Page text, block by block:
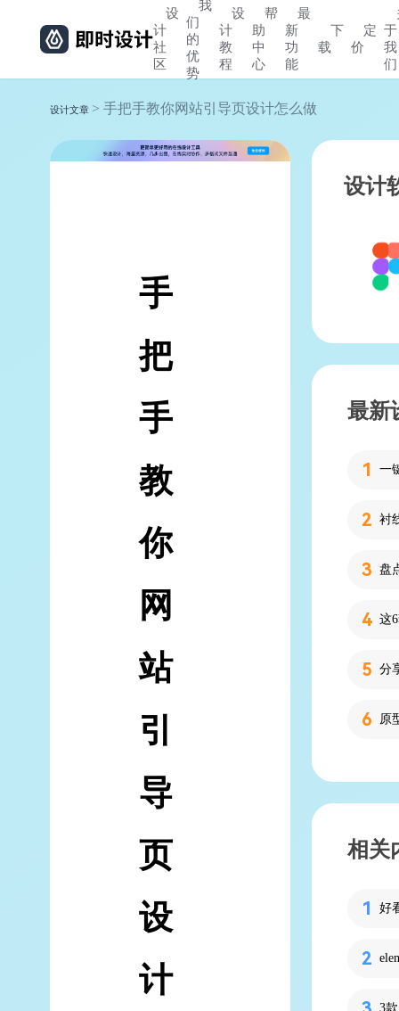
设
计
社
区
我
们
的
优
势
设
计
教
程
帮
助
中
心
最
新
功
能
下
载
定
价
于
我
们
设计文章 > 手把手教你网站引导页设计怎么做
手
把
手
教
你
网
站
引
导
页
设
计
设计
最新
分
相关
好